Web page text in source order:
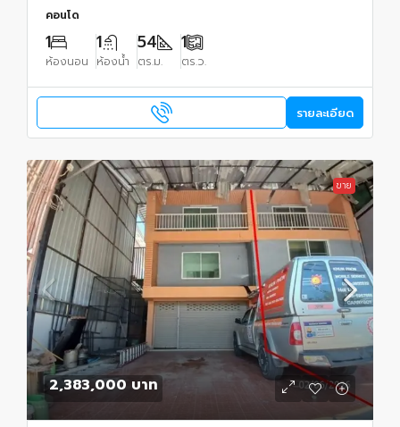
คอนโด
1
ห้องนอน
1
ห้องน้ำ
54
ตร.ม.
1
ตร.ว.
รายละเอียด
ขาย
2,383,000 บาท